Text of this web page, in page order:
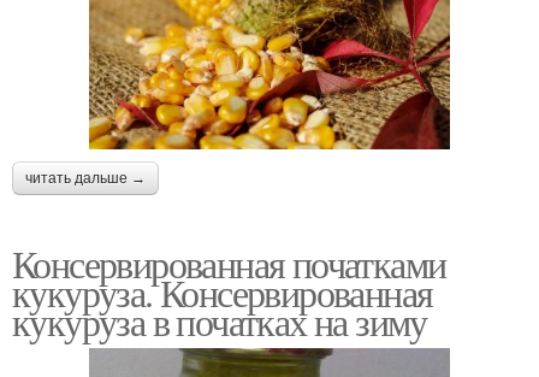
читать дальше →
Консервированная початками
кукуруза. Консервированная
кукуруза в початках на зиму